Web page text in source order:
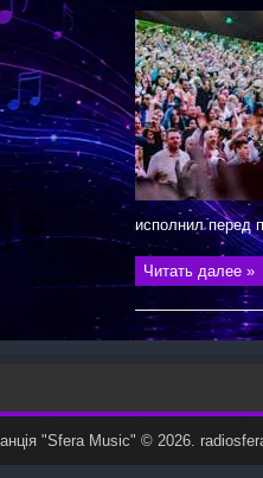
исполнил перед
Читать далее »
"Sfera Music" © 2026.